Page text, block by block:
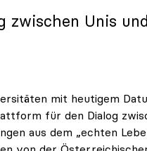
zwischen Unis und
mit heutigem
für den Dialog
aus dem „echten